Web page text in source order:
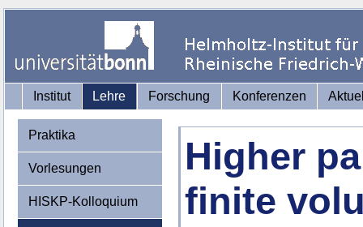
Institut Lehre Forschung Konferenzen
Praktika
Vorlesungen
HISKP-Kolloquium
Higher
finite